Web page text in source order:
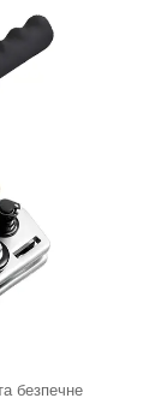
безпечне